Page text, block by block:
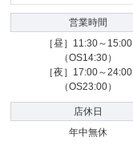
営業時間
［昼］11:30～15:00
（OS14:30）
［夜］17:00～24:00
（OS23:00）
店休日
年中無休